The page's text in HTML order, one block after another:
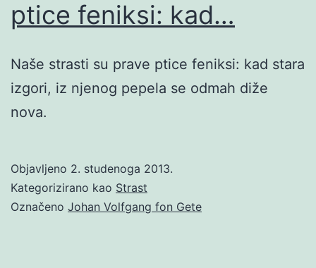
ptice feniksi: kad…
Naše strasti su prave ptice feniksi: kad stara
izgori, iz njenog pepela se odmah diže
nova.
Objavljeno 2. studenoga 2013.
Kategorizirano kao Strast
Označeno Johan Volfgang fon Gete